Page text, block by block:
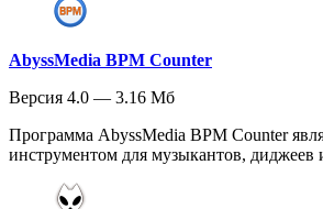
AbyssMedia BPM Counter
Версия 4.0 — 3.16 Мб
Программа AbyssMedia BPM Counter
инструментом для музыкантов, диджеев